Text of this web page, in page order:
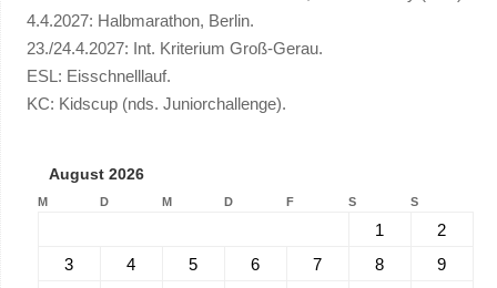
4.4.2027: Halbmarathon, Berlin.
23./24.4.2027: Int. Kriterium Groß-Gerau.
ESL: Eisschnelllauf.
KC: Kidscup (nds. Juniorchallenge).
August 2026
M D M D F S S
1
2
3
4 5 6 7 8
9